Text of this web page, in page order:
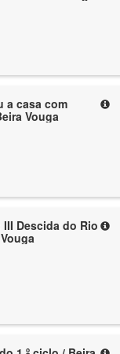
a casa com
Vouga
Descida do Rio